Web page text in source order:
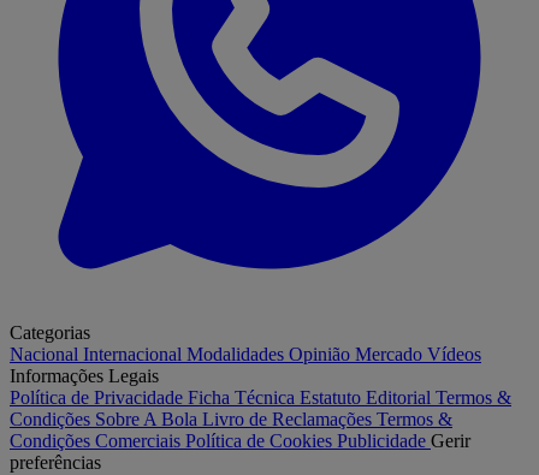
Categorias
Nacional Internacional Modalidades Opinião Mercado Vídeos
Informações Legais
Política de Privacidade Ficha Técnica Estatuto Editorial Termos &
Condições Sobre A Bola Livro de Reclamações Termos &
Condições Comerciais Política de Cookies Publicidade Gerir
preferências